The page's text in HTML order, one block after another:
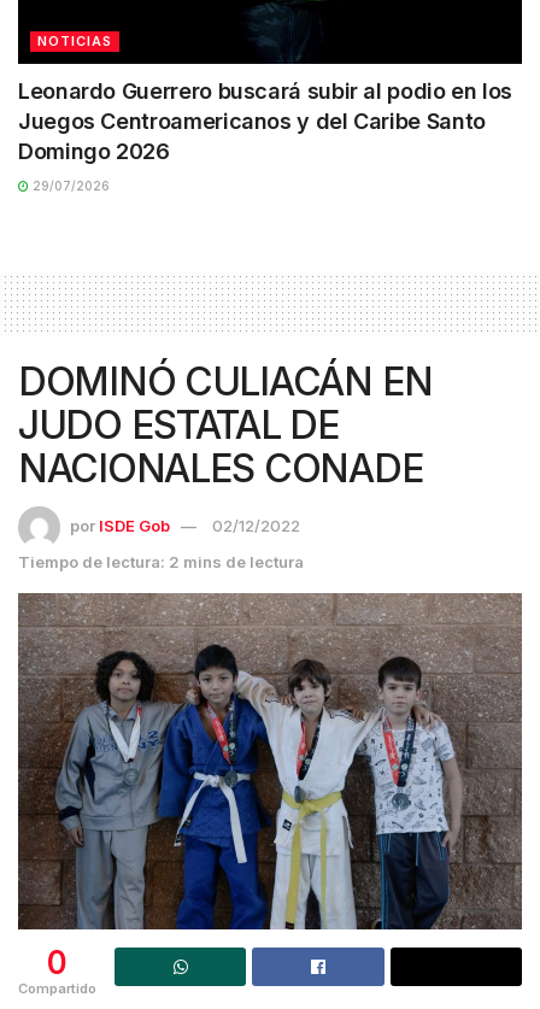
NOTICIAS
Leonardo Guerrero buscará subir al podio en los
Juegos Centroamericanos y del Caribe Santo
Domingo 2026
29/07/2026
DOMINÓ CULIACÁN EN
JUDO ESTATAL DE
NACIONALES CONADE
por ISDE Gob
02/12/2022
Tiempo de lectura: 2 mins de lectura
0
Compartido